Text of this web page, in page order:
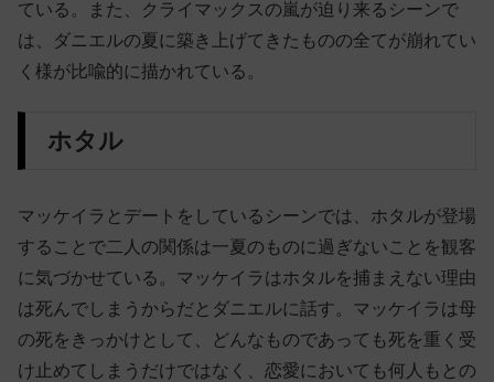
ている。また、クライマックスの嵐が迫り来るシーンで
は、ダニエルの夏に築き上げてきたものの全てが崩れてい
く様が比喩的に描かれている。
ホタル
マッケイラとデートをしているシーンでは、ホタルが登場
することで二人の関係は一夏のものに過ぎないことを観客
に気づかせている。マッケイラはホタルを捕まえない理由
は死んでしまうからだとダニエルに話す。マッケイラは母
の死をきっかけとして、どんなものであっても死を重く受
け止めてしまうだけではなく、恋愛においても何人もとの